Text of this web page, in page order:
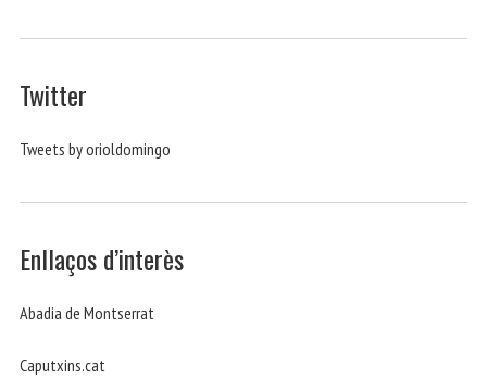
Twitter
Tweets by orioldomingo
Enllaços d’interès
Abadia de Montserrat
Caputxins.cat